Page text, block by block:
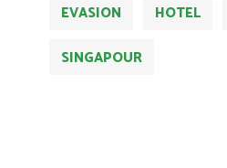
EVASION
HOTEL
SINGAPOUR